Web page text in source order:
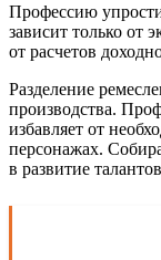
Профессию
зависит только от
от расчетов
Разделение
производства.
избавляет от
персонажах.
в развитие